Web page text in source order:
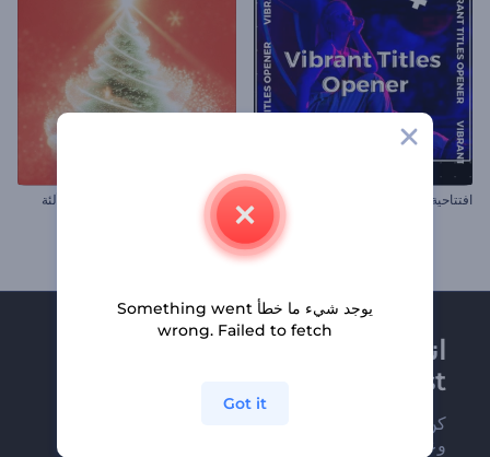
افتتاحية عناوين حيوية مقدمة عن شجرة عيد الميلاد المتلألئة
انضم إلى نشرة
Renderforest الإخبارية
كن من بين أوائل من يستلمون أحدث أخبارنا
وعروضنا
يوجد شيء ما خطأ Something went
wrong. Failed to fetch
Got it